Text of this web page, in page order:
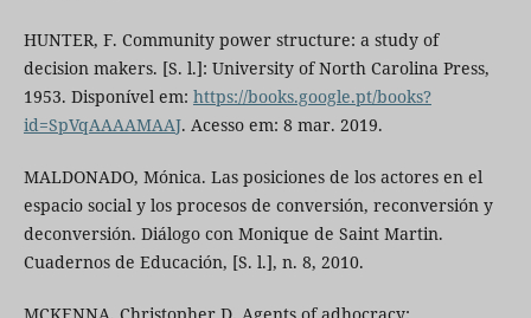
HUNTER, F. Community power structure: a study of
decision makers. [S. l.]: University of North Carolina Press,
1953. Disponível em: https://books.google.pt/books?
id=SpVqAAAAMAAJ. Acesso em: 8 mar. 2019.
MALDONADO, Mónica. Las posiciones de los actores en el
espacio social y los procesos de conversión, reconversión y
deconversión. Diálogo con Monique de Saint Martin.
Cuadernos de Educación, [S. l.], n. 8, 2010.